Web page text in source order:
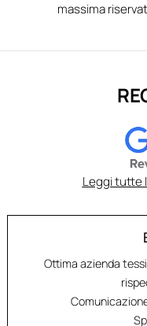
massima
Leggi tutte
Ottima azienda